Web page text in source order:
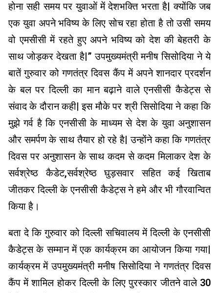
होना सही समय पर युवाओं में देशभक्ति भरता है| क्योंकि जब
एक युवा अपने भविष्य के लिए सोच रहा होता है तो उसी समय
वो एमसीसी में रहते हुए अपने भविष्य को देश की बेहतरी के
साथ जोड़कर देखता है|” उपमुख्यमंत्री मनीष सिसोदिया ने ये
बातें गुरुवार को गणतंत्र दिवस कैंप में अपने शानदार प्रदर्शन
के बल पर दिल्ली का मान बढ़ाने वाले एनसीसी कैडेट्स से
संवाद के दौरान कही| इस मौके पर श्री सिसोदिया ने कहा कि
मुझे गर्व है कि एनसीसी के माध्यम से देश के युवा अनुशासन
और समर्पण के साथ तैयार हो रहे है| उन्होंने कहा कि गणतंत्र
दिवस पर अनुशासन के साथ कदम से कदम मिलाकर देश के
सर्वश्रेष्ठ कैडेट,सर्वश्रेष्ठ घुड़सवार सहित कई खिताब
जीतकर दिल्ली के एनसीसी कैडेट्स ने हमे और भी गौरवान्वित
किया है।
बता दे कि गुरुवार को दिल्ली सचिवालय में दिल्ली के एनसीसी
कैडेट्स के सम्मान में एक कार्यक्रम का आयोजन किया गया|
कार्यक्रम में उपमुख्यमंत्री मनीष सिसोदिया ने गणतंत्र दिवस
कैंप में शामिल होकर दिल्ली के लिए पुरस्कार जीतने वाले 30